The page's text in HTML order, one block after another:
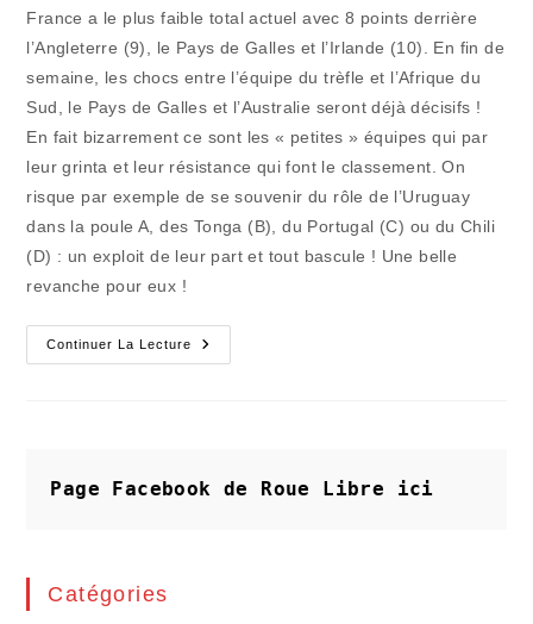
France a le plus faible total actuel avec 8 points derrière
l’Angleterre (9), le Pays de Galles et l’Irlande (10). En fin de
semaine, les chocs entre l’équipe du trèfle et l’Afrique du
Sud, le Pays de Galles et l’Australie seront déjà décisifs !
En fait bizarrement ce sont les « petites » équipes qui par
leur grinta et leur résistance qui font le classement. On
risque par exemple de se souvenir du rôle de l’Uruguay
dans la poule A, des Tonga (B), du Portugal (C) ou du Chili
(D) : un exploit de leur part et tout bascule ! Une belle
revanche pour eux !
Continuer La Lecture
Raffut
(8)
Sans
Bonus
Page Facebook de Roue Libre ici
Catégories